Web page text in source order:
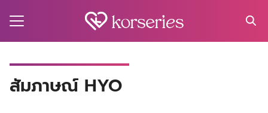
สัมภาษณ์ HYO